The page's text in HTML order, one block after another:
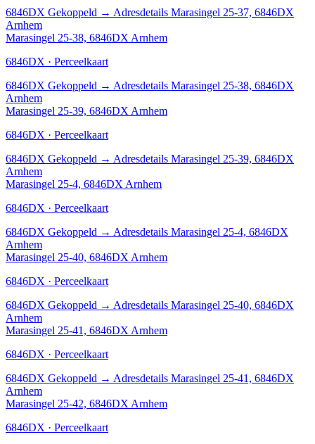
6846DX Gekoppeld → Adresdetails Marasingel 25-37, 6846DX
Arnhem
Marasingel 25-38, 6846DX Arnhem
6846DX · Perceelkaart
6846DX Gekoppeld → Adresdetails Marasingel 25-38, 6846DX
Arnhem
Marasingel 25-39, 6846DX Arnhem
6846DX · Perceelkaart
6846DX Gekoppeld → Adresdetails Marasingel 25-39, 6846DX
Arnhem
Marasingel 25-4, 6846DX Arnhem
6846DX · Perceelkaart
6846DX Gekoppeld → Adresdetails Marasingel 25-4, 6846DX
Arnhem
Marasingel 25-40, 6846DX Arnhem
6846DX · Perceelkaart
6846DX Gekoppeld → Adresdetails Marasingel 25-40, 6846DX
Arnhem
Marasingel 25-41, 6846DX Arnhem
6846DX · Perceelkaart
6846DX Gekoppeld → Adresdetails Marasingel 25-41, 6846DX
Arnhem
Marasingel 25-42, 6846DX Arnhem
6846DX · Perceelkaart